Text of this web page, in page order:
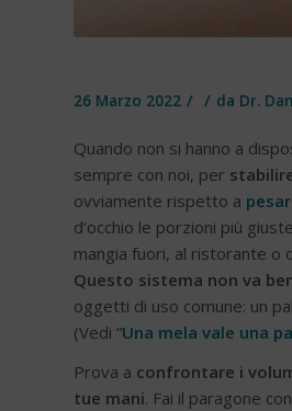
26 Marzo 2022 / / da Dr.
Quando non si hanno a
sempre con noi, per
ovviamente rispetto a
d’occhio le porzioni più
mangia fuori, al ristorante o
Questo sistema non va
oggetti di uso comune: un
(Vedi “Una mela vale una
Prova a confrontare i
tue mani. Fai il paragone